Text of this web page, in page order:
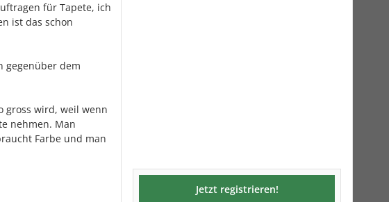
für Tapete, ich
ist das schon
gegenüber dem
gross wird, weil wenn
nehmen. Man
Farbe und man
Jetzt registrieren!